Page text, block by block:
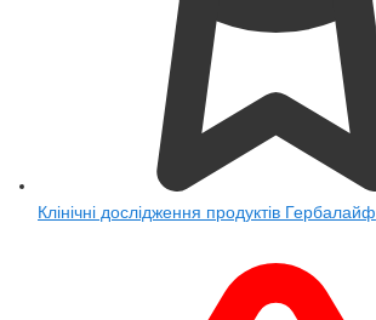
Клінічні дослідження продуктів Гербалайф